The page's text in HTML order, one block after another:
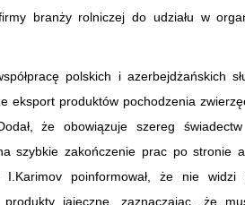
branży rolniczej do udziału w
polskich i azerbejdżańskich
eksport produktów pochodzenia
że obowiązuje szereg
szybkie zakończenie prac po stronie
poinformował, że nie widzi
jajeczne, zaznaczając, że